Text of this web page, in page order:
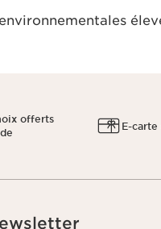
offerts
E-carte